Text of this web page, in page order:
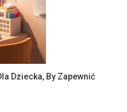
Dziecka, By Zapewnić